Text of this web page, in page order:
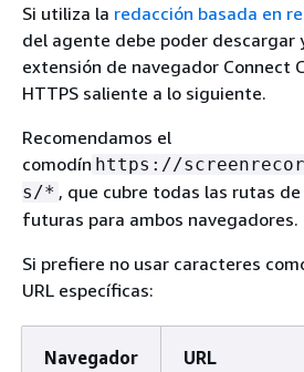
Si utiliza la redacción basada en
del agente debe poder descargar
extensión de navegador Connect
HTTPS saliente a lo siguiente.
Recomendamos el
comodín https://
s/* , que cubre todas las rutas
futuras para ambos navegadores.
Si prefiere no usar caracteres
URL específicas:
Navegador URL